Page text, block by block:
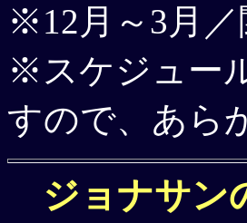
※12月～3月
※スケジュー
すので、あら
ジョナサ